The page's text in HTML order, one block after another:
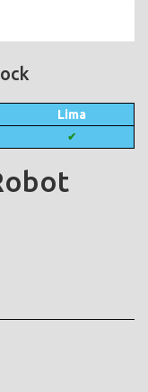
Lima
✔